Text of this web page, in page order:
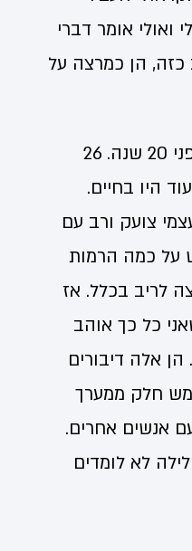
אומר דברי
הן כמרצה על
גם בשנה שעברה השתתפתי. זה היה בנתניה. וואו. זה נראה לי כאילו זה קרה לפני 20 שנה. 26
היו בחיים.
צועק ורב עם
על כמה הרמות
לריב בכלל. אז
כל כך אוהב
אלה דיבורים
חלק ממערך
אנשים אחרים.
לא לומדים